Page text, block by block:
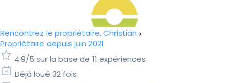
Rencontrez le propriétaire, Christian
Propriétaire depuis juin 2021
4.9/5 sur la base de 11 expériences
Déjà loué 32 fois